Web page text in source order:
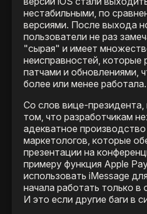
нестабильными, по
версиями. После выхода
пользователи не раз
"сырая" и имеет
неисправностей, которые
патчами и обновлениями,
более или менее работала.
Со слов вице-президента,
том, что разработчикам
адекватное
маркетологов, которые
презентации на
примеру функция Apple
использовать iMessage
начала работать только в
И это если другие баги в